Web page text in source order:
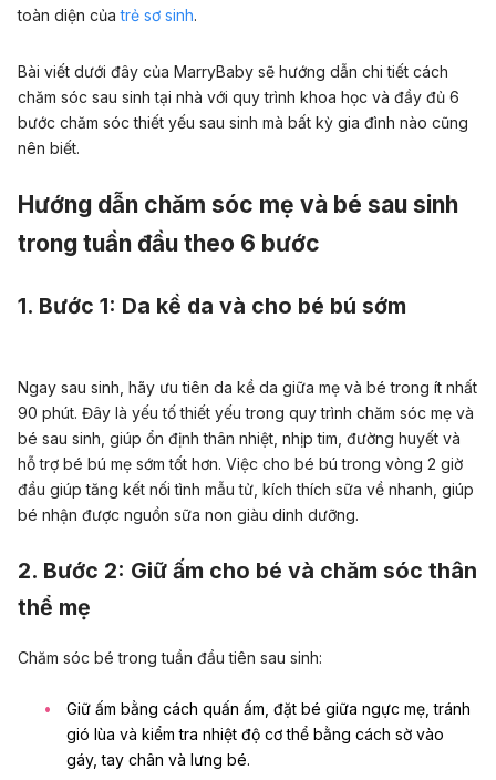
toàn diện củatrẻ sơ sinh.
Bài viết dưới đây của MarryBaby sẽ hướng dẫn chi tiết cách
chăm sóc sau sinh tại nhà với quy trình khoa học và đầy đủ 6
bước chăm sóc thiết yếu sau sinh mà bất kỳ gia đình nào cũng
nên biết.
Hướng dẫn chăm sóc mẹ và bé sau sinh
trong tuần đầu theo 6 bước
1. Bước 1: Da kề da và cho bé bú sớm
Ngay sau sinh, hãy ưu tiên da kề da giữa mẹ và bé trong ít nhất
90 phút. Đây là yếu tố thiết yếu trong quy trình chăm sóc mẹ và
bé sau sinh, giúp ổn định thân nhiệt, nhịp tim, đường huyết và
hỗ trợ bé bú mẹ sớm tốt hơn. Việc cho bé bú trong vòng 2 giờ
đầu giúp tăng kết nối tình mẫu tử, kích thích sữa về nhanh, giúp
bé nhận được nguồn sữa non giàu dinh dưỡng.
2. Bước 2: Giữ ấm cho bé và chăm sóc thân
thể mẹ
Chăm sóc bé trong tuần đầu tiên sau sinh:
Giữ ấm bằng cách quấn ấm, đặt bé giữa ngực mẹ, tránh
gió lùa và kiểm tra nhiệt độ cơ thể bằng cách sờ vào
gáy, tay chân và lưng bé.